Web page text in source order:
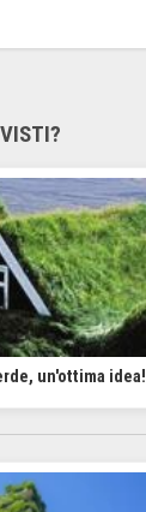
un'ottima idea!